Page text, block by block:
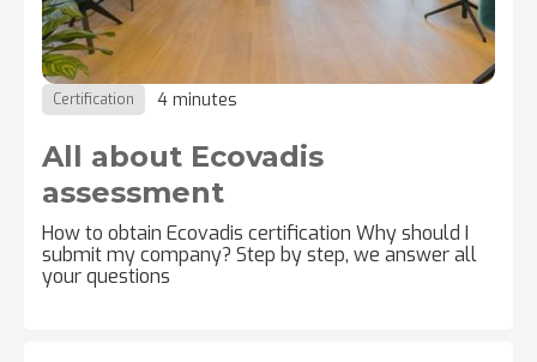
Certification 4 minutes
All about Ecovadis
assessment
How to obtain Ecovadis certification Why should I
submit my company? Step by step, we answer all
your questions